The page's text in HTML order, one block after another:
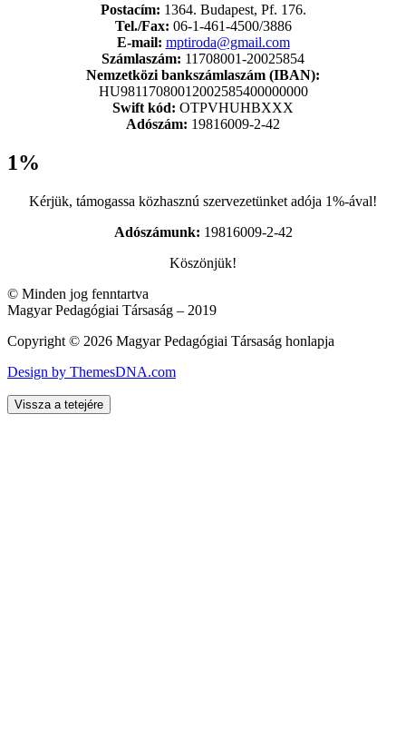
Postacím: 1364. Budapest, Pf. 176.
Tel./Fax: 06-1-461-4500/3886
E-mail: mptiroda@gmail.com
Számlaszám: 11708001-20025854
Nemzetközi bankszámlaszám (IBAN):
HU98117080012002585400000000
Swift kód: OTPVHUHBXXX
Adószám: 19816009-2-42
1%
Kérjük, támogassa közhasznú szervezetünket adója 1%-ával!
Adószámunk: 19816009-2-42
Köszönjük!
© Minden jog fenntartva
Magyar Pedagógiai Társaság – 2019
Copyright © 2026 Magyar Pedagógiai Társaság honlapja
Design by ThemesDNA.com
Vissza a tetejére